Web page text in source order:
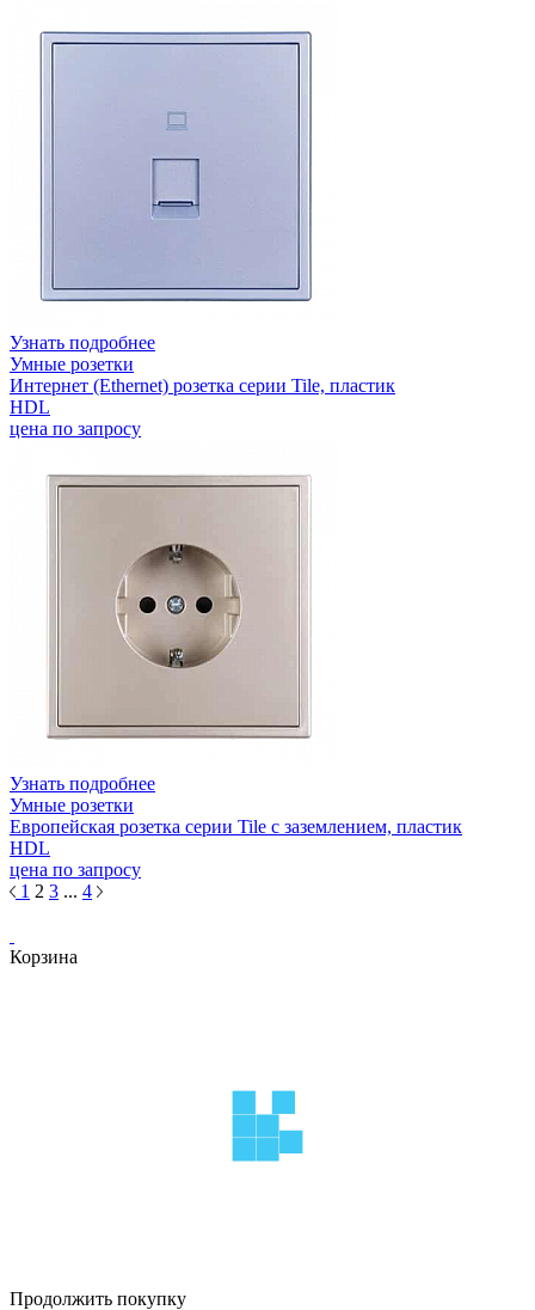
Узнать подробнее
Умные розетки
Интернет (Ethernet) розетка серии Tile, пластик
HDL
цена по запросу
Узнать подробнее
Умные розетки
Европейская розетка серии Tile с заземлением, пластик
HDL
цена по запросу
1 2 3 ... 4
Корзина
Продолжить покупку